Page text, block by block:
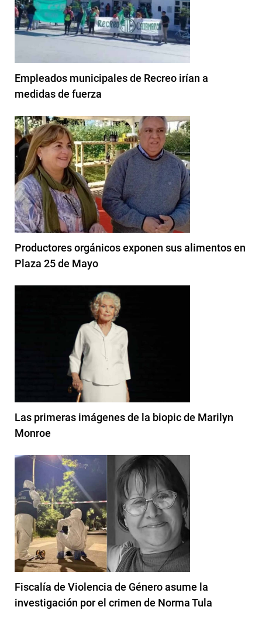
Empleados municipales de Recreo irían a
medidas de fuerza
Productores orgánicos exponen sus alimentos en
Plaza 25 de Mayo
Las primeras imágenes de la biopic de Marilyn
Monroe
Fiscalía de Violencia de Género asume la
investigación por el crimen de Norma Tula